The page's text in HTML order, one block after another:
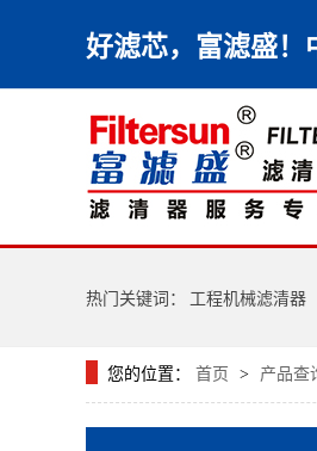
好滤芯，富滤盛！
热门关键词： 工程机械滤清器
您的位置： 首页 > 产品查